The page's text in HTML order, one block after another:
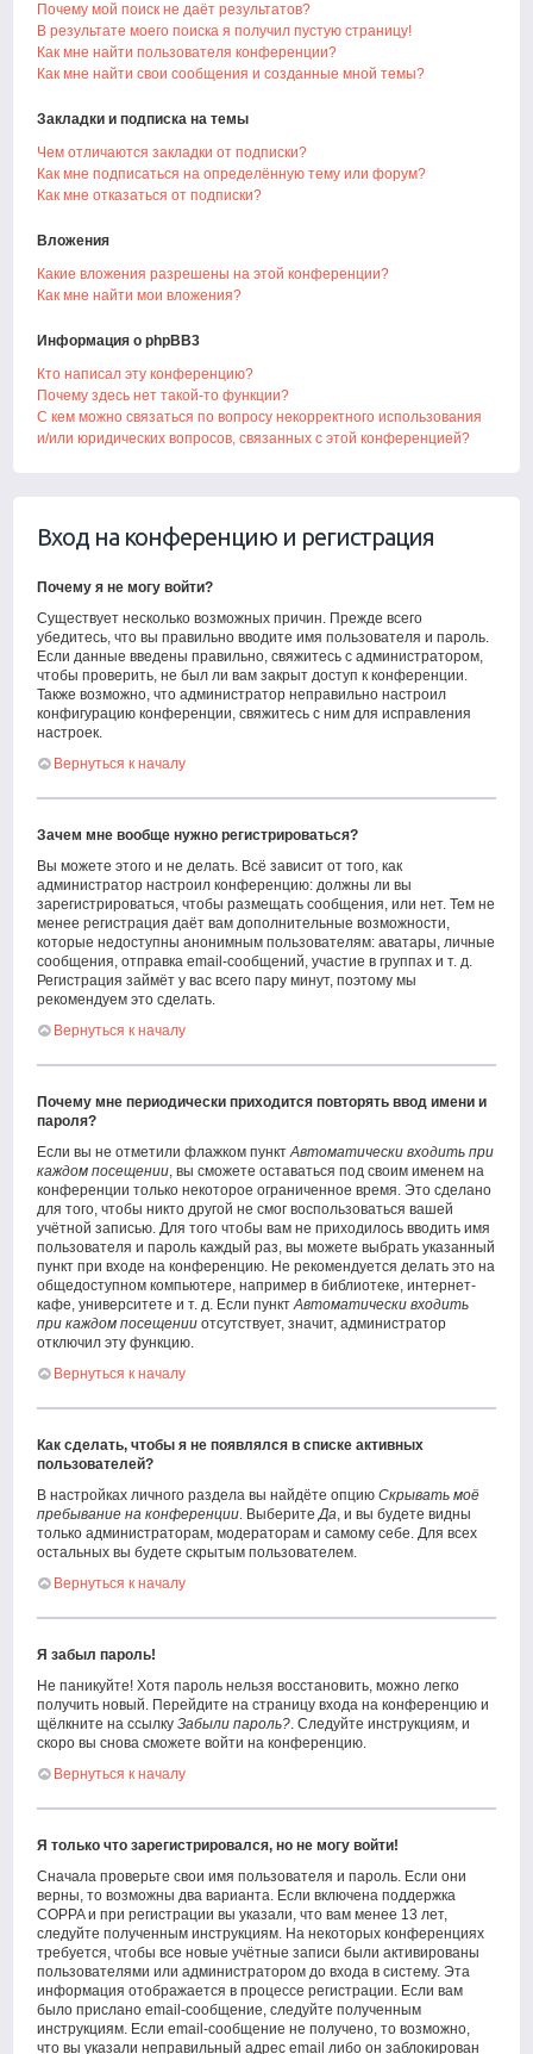
Почему мой поиск не даёт результатов?
В результате моего поиска я получил пустую страницу!
Как мне найти пользователя конференции?
Как мне найти свои сообщения и созданные мной темы?
Закладки и подписка на темы
Чем отличаются закладки от подписки?
Как мне подписаться на определённую тему или форум?
Как мне отказаться от подписки?
Вложения
Какие вложения разрешены на этой конференции?
Как мне найти мои вложения?
Информация о phpBB3
Кто написал эту конференцию?
Почему здесь нет такой-то функции?
С кем можно связаться по вопросу некорректного использования
и/или юридических вопросов, связанных с этой конференцией?
Вход на конференцию и регистрация
Почему я не могу войти?
Существует несколько возможных причин. Прежде всего
убедитесь, что вы правильно вводите имя пользователя и пароль.
Если данные введены правильно, свяжитесь с администратором,
чтобы проверить, не был ли вам закрыт доступ к конференции.
Также возможно, что администратор неправильно настроил
конфигурацию конференции, свяжитесь с ним для исправления
настроек.
Вернуться к началу
Зачем мне вообще нужно регистрироваться?
Вы можете этого и не делать. Всё зависит от того, как
администратор настроил конференцию: должны ли вы
зарегистрироваться, чтобы размещать сообщения, или нет. Тем не
менее регистрация даёт вам дополнительные возможности,
которые недоступны анонимным пользователям: аватары, личные
сообщения, отправка email-сообщений, участие в группах и т. д.
Регистрация займёт у вас всего пару минут, поэтому мы
рекомендуем это сделать.
Вернуться к началу
Почему мне периодически приходится повторять ввод имени и
пароля?
Если вы не отметили флажком пунктАвтоматически входить при
каждом посещении, вы сможете оставаться под своим именем на
конференции только некоторое ограниченное время. Это сделано
для того, чтобы никто другой не смог воспользоваться вашей
учётной записью. Для того чтобы вам не приходилось вводить имя
пользователя и пароль каждый раз, вы можете выбрать указанный
пункт при входе на конференцию. Не рекомендуется делать это на
общедоступном компьютере, например в библиотеке, интернет-
кафе, университете и т. д. Если пунктАвтоматически входить
при каждом посещении отсутствует, значит, администратор
отключил эту функцию.
Вернуться к началу
Как сделать, чтобы я не появлялся в списке активных
пользователей?
В настройках личного раздела вы найдёте опциюСкрывать моё
пребывание на конференции. ВыберитеДа, и вы будете видны
только администраторам, модераторам и самому себе. Для всех
остальных вы будете скрытым пользователем.
Вернуться к началу
Я забыл пароль!
Не паникуйте! Хотя пароль нельзя восстановить, можно легко
получить новый. Перейдите на страницу входа на конференцию и
щёлкните на ссылкуЗабыли пароль?. Следуйте инструкциям, и
скоро вы снова сможете войти на конференцию.
Вернуться к началу
Я только что зарегистрировался, но не могу войти!
Сначала проверьте свои имя пользователя и пароль. Если они
верны, то возможны два варианта. Если включена поддержка
COPPA и при регистрации вы указали, что вам менее 13 лет,
следуйте полученным инструкциям. На некоторых конференциях
требуется, чтобы все новые учётные записи были активированы
пользователями или администратором до входа в систему. Эта
информация отображается в процессе регистрации. Если вам
было прислано email-сообщение, следуйте полученным
инструкциям. Если email-сообщение не получено, то возможно,
что вы указали неправильный адрес email либо он заблокирован